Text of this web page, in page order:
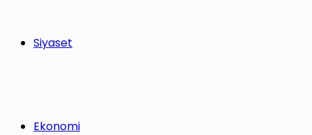
Siyaset
Ekonomi